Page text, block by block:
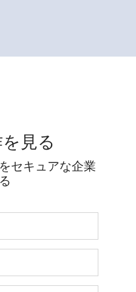
見る
セキュアな企業